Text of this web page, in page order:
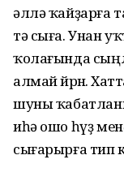
әллә ҡайҙарға
тә сыға. Унан
ҡолағында
алмай йөрөнө.
шуны
иһә ошо һүҙ
сығарырға тип